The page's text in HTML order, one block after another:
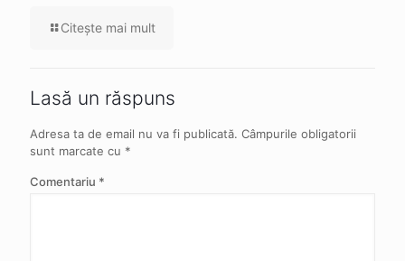
Citeşte mai mult
Lasă un răspuns
Adresa ta de email nu va fi publicată. Câmpurile obligatorii
sunt marcate cu *
Comentariu *